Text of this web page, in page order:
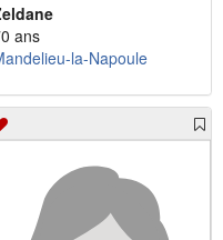
ans
la-Napoule